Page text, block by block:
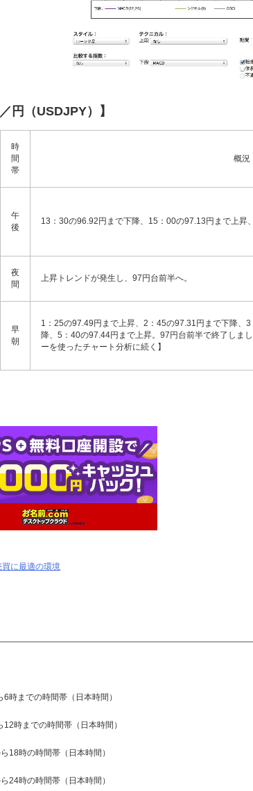
円（USDJPY）】
時
間
帯
概況
午
後
13：30の96.92円まで下降、15：00の97.13円まで上昇
夜
間
上昇トレンドが発生し、97円台前半へ。
早
朝
1：25の97.49円まで上昇、2：45の97.31円まで下降、
降、5：40の97.44円まで上昇。97円台前半で終了しま
ーを使ったチャート分析に続く】
買に最適の環境
時までの時間帯（日本時間）
12時までの時間帯（日本時間）
18時の時間帯（日本時間）
24時の時間帯（日本時間）